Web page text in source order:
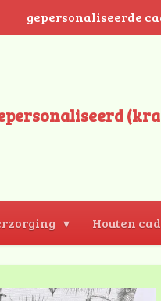
gepersonaliseerde
Houten